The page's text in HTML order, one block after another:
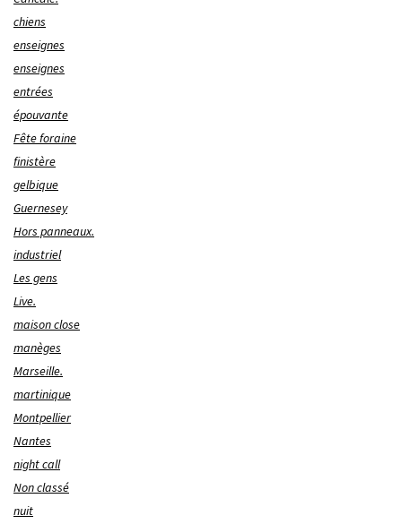
chiens
enseignes
enseignes
entrées
épouvante
Fête foraine
finistère
gelbique
Guernesey
Hors panneaux.
industriel
Les gens
Live.
maison close
manèges
Marseille.
martinique
Montpellier
Nantes
night call
Non classé
nuit